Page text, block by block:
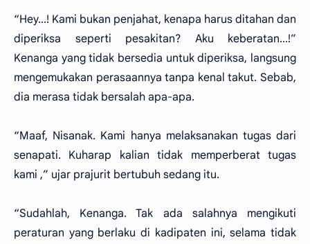
“Hey...! Kami bukan penjahat, kenapa harus ditahan dan
diperiksa seperti pesakitan? Aku keberatan...!”
Kenanga yang tidak bersedia untuk diperiksa, langsung
mengemukakan perasaannya tanpa kenal takut. Sebab,
dia merasa tidak bersalah apa-apa.
“Maaf, Nisanak. Kami hanya melaksanakan tugas dari
senapati. Kuharap kalian tidak memperberat tugas
kami ,” ujar prajurit bertubuh sedang itu.
“Sudahlah, Kenanga. Tak ada salahnya mengikuti
peraturan yang berlaku di kadipaten ini, selama tidak